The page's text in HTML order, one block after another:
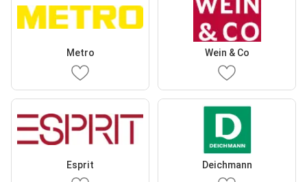
Metro Wein & Co
Esprit Deichmann